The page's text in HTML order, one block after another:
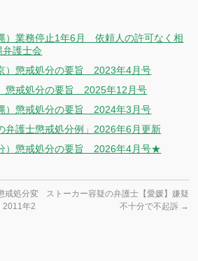
）業務停止1年6月 依頼人の許可なく相
護士会
）懲戒処分の要旨 2023年4月号
懲戒処分の要旨 2025年12月号
）懲戒処分の要旨 2024年3月号
護士懲戒処分例」2026年6月更新
）懲戒処分の要旨 2026年4月号★
戒処分変
年2
ストーカー容疑の弁護士【愛媛】嫌疑
不十分で不起訴 →